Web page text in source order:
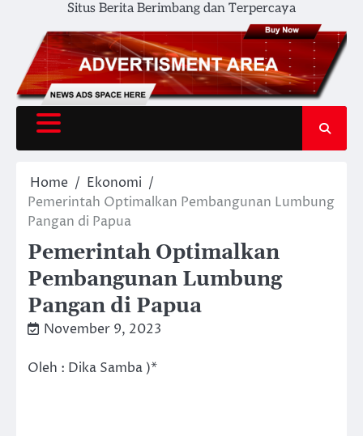
Situs Berita Berimbang dan Terpercaya
Home
Ekonomi
Pemerintah Optimalkan Pembangunan Lumbung
Pangan di Papua
Pemerintah Optimalkan
Pembangunan Lumbung
Pangan di Papua
November 9, 2023
Oleh : Dika Samba )*